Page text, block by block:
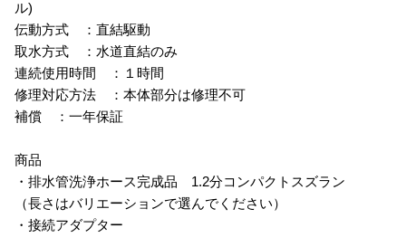
ル)
伝動方式 ：直結駆動
取水方式 ：水道直結のみ
連続使用時間 ：１時間
修理対応方法 ：本体部分は修理不可
補償 ：一年保証
商品
・排水管洗浄ホース完成品 1.2分コンパクトスズラン
（長さはバリエーションで選んでください）
・接続アダプター